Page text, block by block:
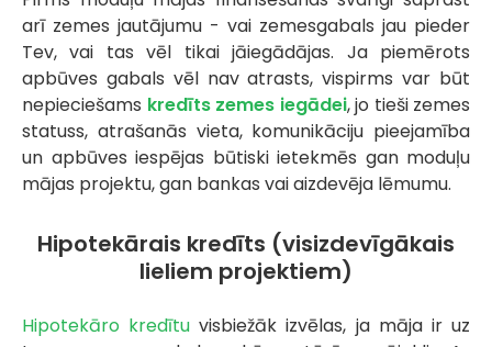
arī zemes jautājumu - vai zemesgabals jau pieder
Tev, vai tas vēl tikai jāiegādājas. Ja piemērots
apbūves gabals vēl nav atrasts, vispirms var būt
nepieciešams kredīts zemes iegādei, jo tieši zemes
statuss, atrašanās vieta, komunikāciju pieejamība
un apbūves iespējas būtiski ietekmēs gan moduļu
mājas projektu, gan bankas vai aizdevēja lēmumu.
Hipotekārais kredīts (visizdevīgākais
lieliem projektiem)
Hipotekāro kredītu visbiežāk izvēlas, ja māja ir uz